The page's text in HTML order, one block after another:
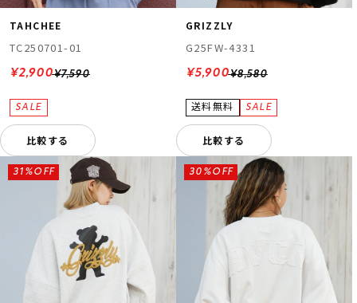
TAHCHEE
TC250701-01
¥7,590
¥2,900
比較する
GRIZZLY
G25FW-4331
¥8,580
¥5,900
比較する
31%OFF 30%OFF